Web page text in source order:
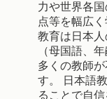
力や世界各
点等を幅広
教育は日本
（母国語、
多くの教師
す。 日本語
ることで自